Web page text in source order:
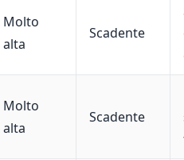
Molto
alta
Scadente
Molto
alta
Scadente